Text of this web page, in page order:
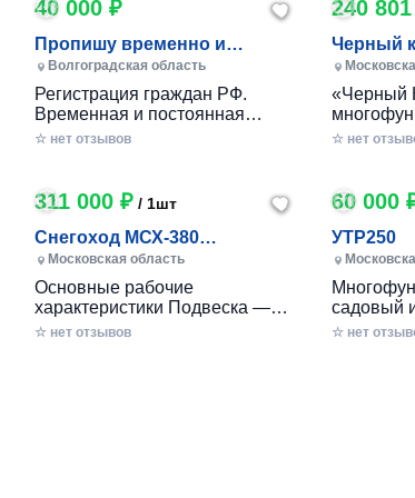
40 000 ₽
Пропишу временно и
постоянно в Волжском
Волгоградская область
Регистрация граждан РФ.
Временная и постоянная
официально через мфц.
☆ нет отзывов
240
Черный
«Черный
колесный
садами и
стильный
☆ нет
311 000 ₽/ 1шт
Снегоход МСХ-380
(20л.с.-11А-РС, Вариатор,
Long (П
Московская область
Основные рабочие
характеристики Подвеска —
Катковая Максимальная
☆ нет отзывов
60 000
УТР250
садовый
☆ нет